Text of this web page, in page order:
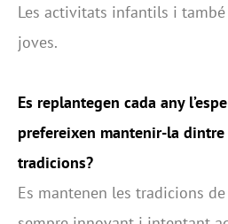
Les activitats infantils i
joves.
Es replantegen cada any
prefereixen mantenir-la dintre
tradicions?
Es mantenen les tradicions